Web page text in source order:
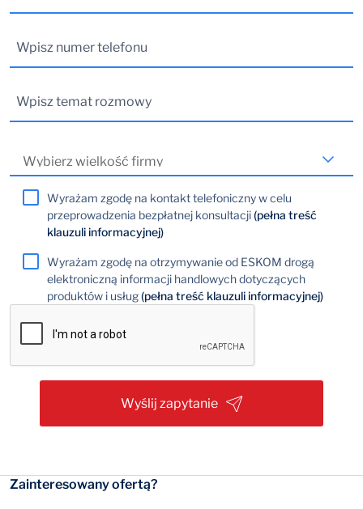
Wyrażam zgodę na kontakt telefoniczny w celu
przeprowadzenia bezpłatnej konsultacji(pełna treść
klauzuli informacyjnej)
Wyrażam zgodę na otrzymywanie od ESKOM drogą
elektroniczną informacji handlowych dotyczących
produktów i usług(pełna treść klauzuli informacyjnej)
Wyślij zapytanie
Zainteresowany ofertą?